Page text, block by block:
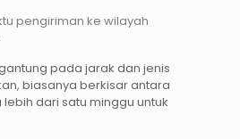
pengiriman ke wilayah
pada jarak dan jenis
biasanya berkisar antara
dari satu minggu untuk